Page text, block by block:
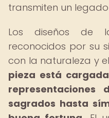
transmiten un
Los diseños de
reconocidos por su
con la naturaleza y
pieza está
representaciones
sagrados hasta